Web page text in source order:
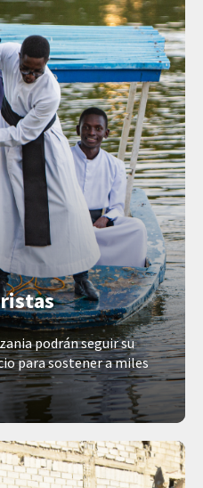
podrán seguir su
para sostener a miles